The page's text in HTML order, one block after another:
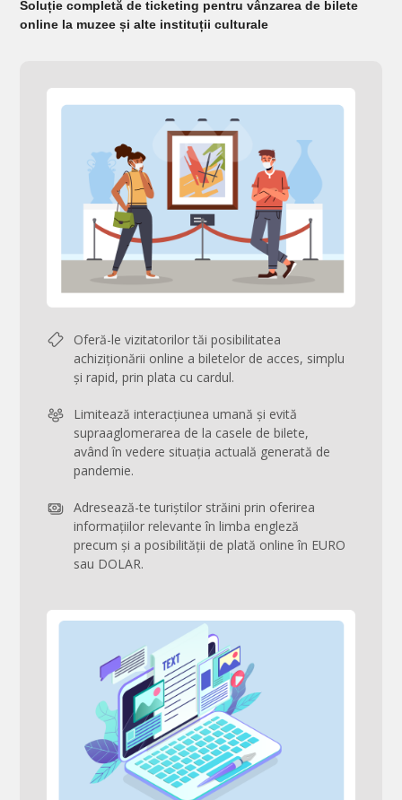
Soluție completă de ticketing pentru vânzarea de bilete
online la muzee și alte instituții culturale
Oferă-le vizitatorilor tăi posibilitatea
achiziționării online a biletelor de acces, simplu
și rapid, prin plata cu cardul.
Limitează interacțiunea umană și evită
supraaglomerarea de la casele de bilete,
având în vedere situația actuală generată de
pandemie.
Adresează-te turiștilor străini prin oferirea
informațiilor relevante în limba engleză
precum și a posibilității de plată online în EURO
sau DOLAR.